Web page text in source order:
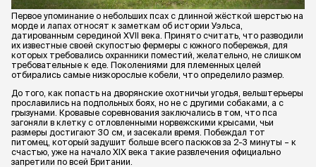
Первое упоминание о небольших псах с длинной жёсткой шерстью на
морде и лапах относят к заметкам об истории Уэльса,
датированным серединой XVII века. Принято считать, что разводили
их известные своей скупостью фермеры с южного побережья, для
которых требовались охранники поместий, желательно, не слишком
требовательные к еде. Поколениями для племенных целей
отбирались самые низкорослые кобели, что определило размер.
До того, как попасть на дворянские охотничьи угодья, вельштерьеры
прославились на подпольных боях, но не с другими собаками, а с
грызунами. Кровавые соревнования заключались в том, что пса
загоняли в клетку с отловленными норвежскими крысами, чьи
размеры достигают 30 см, и засекали время. Побеждал тот
питомец, который задушит больше всего пасюков за 2-3 минуты – к
счастью, уже на начало XIX века такие развлечения официально
запретили по всей Британии.